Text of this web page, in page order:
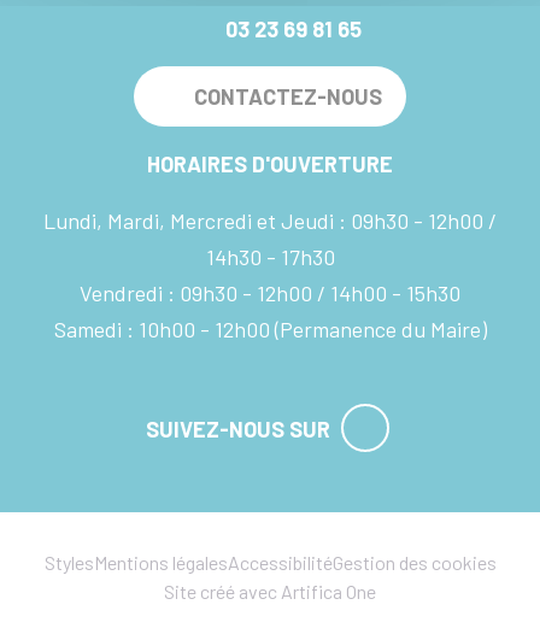
03 23 69 81 65
CONTACTEZ-NOUS
HORAIRES D'OUVERTURE
Lundi, Mardi, Mercredi et Jeudi : 09h30 - 12h00
14h30 - 17h30
Vendredi : 09h30 - 12h00
14h00 - 15h30
Samedi : 10h00 - 12h00 (Permanence du Maire)
SUIVEZ-NOUS SUR
StylesMentions légalesAccessibilitéGestion des cookies
Site créé avec Artifica One